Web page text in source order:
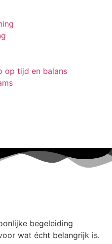
op tijd en balans
begeleiding
wat écht belangrijk is.